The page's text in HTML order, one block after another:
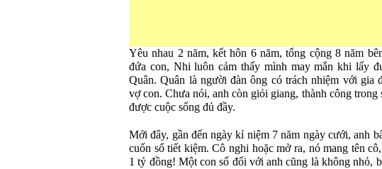
Yêu nhau 2 năm, kết hôn 6 năm, tổng cộng 8 năm
đứa con, Nhi luôn cảm thấy mình may mắn khi lấy
Quân. Quân là người đàn ông có trách nhiệm với gia
vợ con. Chưa nói, anh còn giỏi giang, thành công trong
được cuộc sống đủ đầy.
Mới đây, gần đến ngày kỉ niệm 7 năm ngày cưới, anh
cuốn sổ tiết kiệm. Cô nghi hoặc mở ra, nó mang tên
1 tỷ đồng! Một con số đối với anh cũng là không nhỏ,